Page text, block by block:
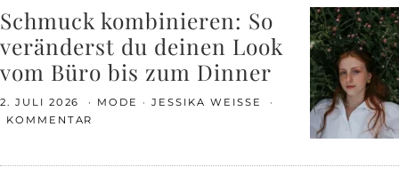
Schmuck kombinieren: So
veränderst du deinen Look
vom Büro bis zum Dinner
2. JULI 2026 MODE
JESSIKA WEISSE
KOMMENTAR